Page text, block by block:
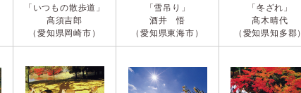
「いつもの散歩道」
髙須吉郎
（愛知県岡崎市）
「雪吊り」
酒井 悟
（愛知県東海市）
「冬ざれ」
髙木晴代
（愛知県知多郡）